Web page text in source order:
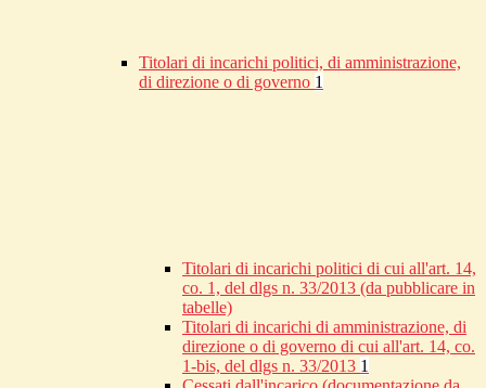
Titolari di incarichi politici, di amministrazione,
di direzione o di governo 1
Titolari di incarichi politici di cui all'art. 14,
co. 1, del dlgs n. 33/2013 (da pubblicare in
tabelle)
Titolari di incarichi di amministrazione, di
direzione o di governo di cui all'art. 14, co.
1-bis, del dlgs n. 33/2013 1